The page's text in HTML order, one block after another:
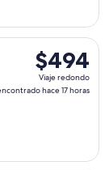
$494
Viaje
redondo,
$494
Viaje redondo
hace 17 horas
9 nov. desde